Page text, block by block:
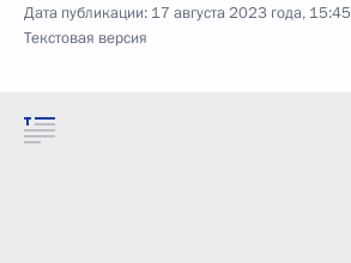
Дата публикации: 17 августа 2023 года, 15:45
Текстовая версия